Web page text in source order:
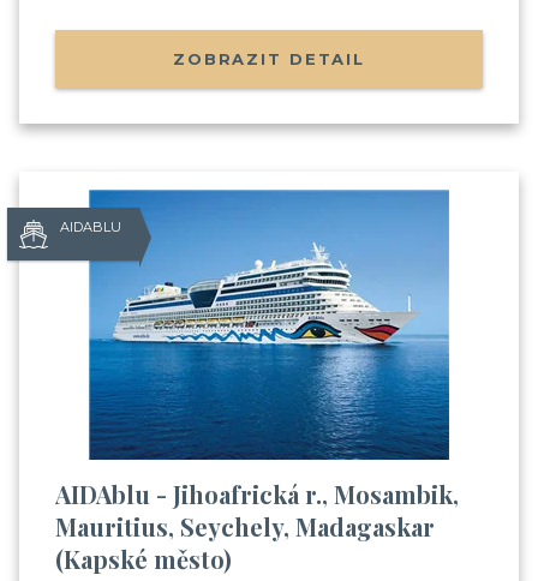
ZOBRAZIT DETAIL
AIDABLU
AIDAblu - Jihoafrická r., Mosambik,
Mauritius, Seychely, Madagaskar
(Kapské město)